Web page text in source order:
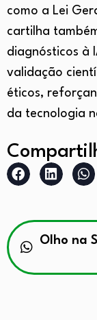
como a Lei
cartilha
diagnósticos à
validação
éticos,
da tecnologia
Olho na